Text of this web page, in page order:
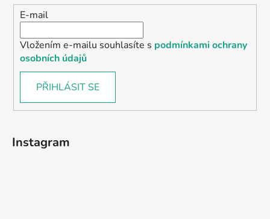
E-mail
Vložením e-mailu souhlasíte s podmínkami ochrany
osobních údajů
PŘIHLÁSIT SE
Instagram